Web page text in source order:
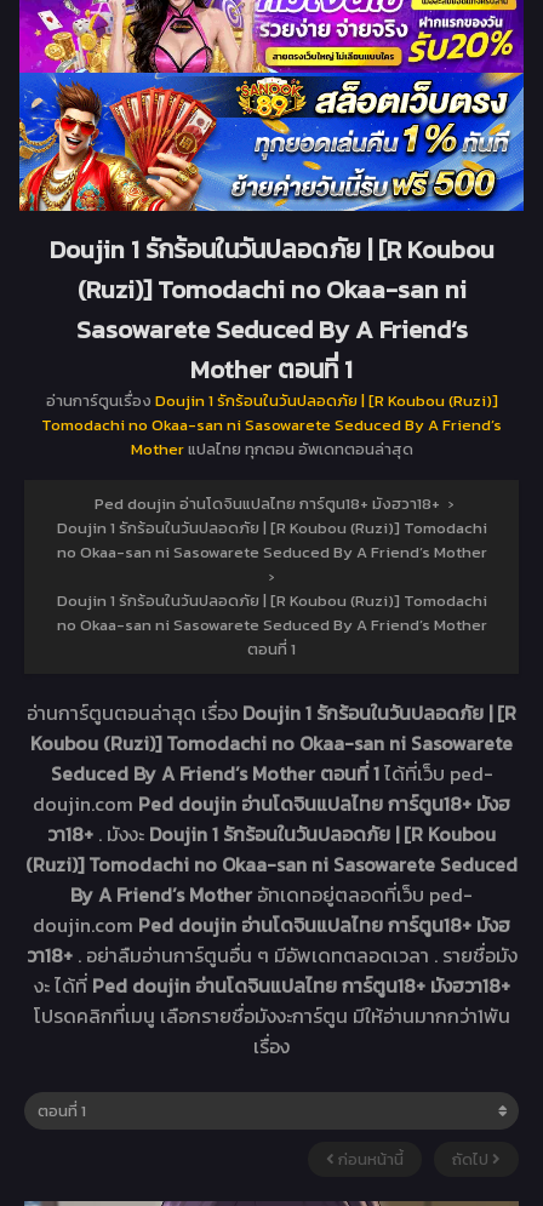
Doujin 1 รักร้อนในวันปลอดภัย | [R Koubou
(Ruzi)] Tomodachi no Okaa-san ni
Sasowarete Seduced By A Friend’s
Mother ตอนที่ 1
อ่านการ์ตูนเรื่อง Doujin 1 รักร้อนในวันปลอดภัย | [R Koubou (Ruzi)]
Tomodachi no Okaa-san ni Sasowarete Seduced By A Friend’s
Motherแปลไทย ทุกตอน อัพเดทตอนล่าสุด
Ped doujin อ่านโดจินแปลไทย การ์ตูน18+ มังฮวา18+ ›
Doujin 1 รักร้อนในวันปลอดภัย | [R Koubou (Ruzi)] Tomodachi
no Okaa-san ni Sasowarete Seduced By A Friend’s Mother
›
Doujin 1 รักร้อนในวันปลอดภัย | [R Koubou (Ruzi)] Tomodachi
no Okaa-san ni Sasowarete Seduced By A Friend’s Mother
ตอนที่ 1
อ่านการ์ตูนตอนล่าสุด เรื่อง Doujin 1 รักร้อนในวันปลอดภัย | [R
Koubou (Ruzi)] Tomodachi no Okaa-san ni Sasowarete
Seduced By A Friend’s Mother ตอนที่ 1ได้ที่เว็บ ped-
doujin.com Ped doujin อ่านโดจินแปลไทย การ์ตูน18+ มังฮ
วา18+ . มังงะ Doujin 1 รักร้อนในวันปลอดภัย | [R Koubou
(Ruzi)] Tomodachi no Okaa-san ni Sasowarete Seduced
By A Friend’s Mother อัทเดทอยู่ตลอดที่เว็บ ped-
doujin.com Ped doujin อ่านโดจินแปลไทย การ์ตูน18+ มังฮ
วา18+ . อย่าลืมอ่านการ์ตูนอื่น ๆ มีอัพเดทตลอดเวลา . รายชื่อมัง
งะ ได้ที่ Ped doujin อ่านโดจินแปลไทย การ์ตูน18+ มังฮวา18+
โปรดคลิกที่เมนู เลือกรายชื่อมังงะการ์ตูน มีให้อ่านมากกว่า1พัน
เรื่อง
ก่อนหน้านี้ ถัดไป